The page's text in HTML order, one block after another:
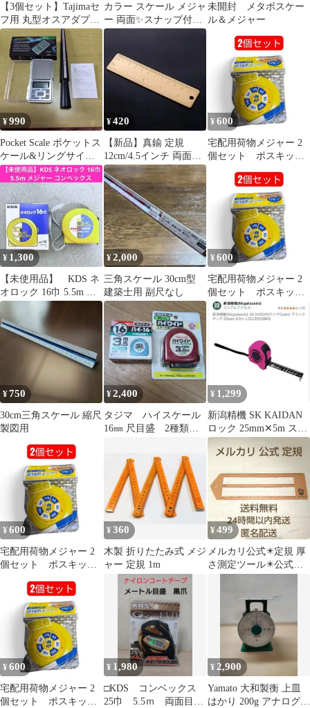
【3個セット】Tajimaセ
フ用 丸型オスアダプタ
ー
カラー スケール メジャ
ー 両面✨スナップ付き
マルチカラー
未開封 メタボスケー
ル＆メジャー
¥990
Pocket Scale ポケットス
ケール&リングサイズ
測定棒セット
¥420
​【新品】真鍮 定規
12cm/4.5インチ 両面目
盛り 1mm厚 ずっしり
重厚
¥600
宅配用荷物メジャー 2
個セット ポスキッ
¥ 1,300
【未使用品】 KDS ネ
オロック 16巾 5.5m メ
ジャー コンベックス
¥2,000
三角スケール 30cm型
建築士用 副尺なし
¥ 600
宅配用荷物メジャー 2
個セット ポスキッ
ト hapilaフリマ ③
¥750
30cm三角スケール 縮尺
製図用
¥2,400
タジマ ハイスケール
16㎜ 尺目盛 2種類セ
¥ 1,299
新潟精機 SK KAIDAN
ロック 25mm✕5m スケ
ール
¥ 600
宅配用荷物メジャー 2
個セット ポスキッ
¥360
木製 折りたたみ式 メジ
ャー 定規 1m
¥499
メルカリ公式✴️定規 厚
さ測定ツール✴️公式✴️
¥600
宅配用荷物メジャー 2
個セット ポスキッ
¥ 1,980
□KDS コンベックス
25巾 5.5ｍ 両面目
¥ 2,900
Yamato 大和製衡 上皿
はかり 200g アナログ